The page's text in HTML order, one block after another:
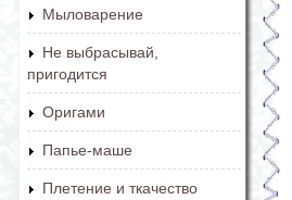
Мыловарение
Не выбрасывай,
пригодится
Оригами
Папье-маше
Плетение и ткачество